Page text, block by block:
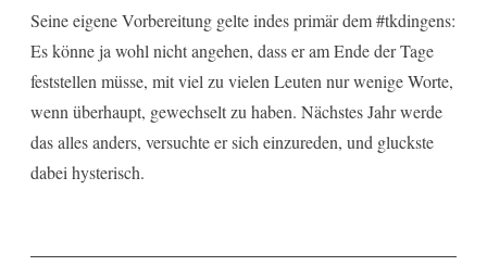
Seine eigene Vorbereitung gelte indes primär dem #tkdingens:
Es könne ja wohl nicht angehen, dass er am Ende der Tage
feststellen müsse, mit viel zu vielen Leuten nur wenige Worte,
wenn überhaupt, gewechselt zu haben. Nächstes Jahr werde
das alles anders, versuchte er sich einzureden, und gluckste
dabei hysterisch.